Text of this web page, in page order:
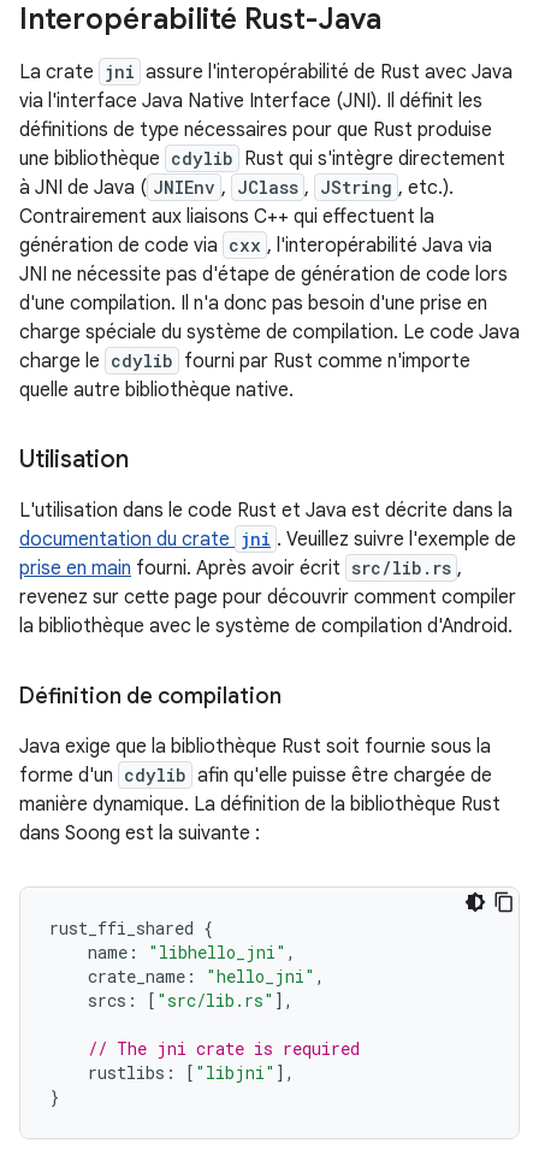
Interopérabilité Rust-Java
La crate jni assure l'interopérabilité de Rust avec Java
via l'interface Java Native Interface (JNI). Il définit les
définitions de type nécessaires pour que Rust produise
une bibliothèque cdylib Rust qui s'intègre directement
à JNI de Java ( JNIEnv , JClass , JString , etc.).
Contrairement aux liaisons C++ qui effectuent la
génération de code via cxx , l'interopérabilité Java via
JNI ne nécessite pas d'étape de génération de code lors
d'une compilation. Il n'a donc pas besoin d'une prise en
charge spéciale du système de compilation. Le code Java
charge le cdylib fourni par Rust comme n'importe
quelle autre bibliothèque native.
Utilisation
L'utilisation dans le code Rust et Java est décrite dans la
documentation du crate jni . Veuillez suivre l'exemple de
prise en main fourni. Après avoir écrit src/lib.rs ,
revenez sur cette page pour découvrir comment compiler
la bibliothèque avec le système de compilation d'Android.
Définition de compilation
Java exige que la bibliothèque Rust soit fournie sous la
forme d'un cdylib afin qu'elle puisse être chargée de
manière dynamique. La définition de la bibliothèque Rust
dans Soong est la suivante :
rust_ffi_shared {
name : "libhello_jni" ,
crate_name : "hello_jni" ,
srcs : [ "src/lib.rs" ],
// The jni crate is required
rustlibs : [ "libjni" ],
}